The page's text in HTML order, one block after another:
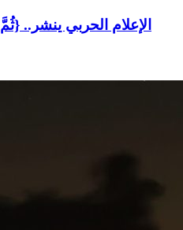
الإعلام الحربي ينشر..